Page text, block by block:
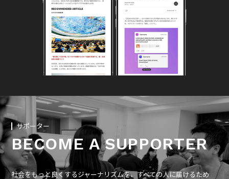
サポーター
BECOME A SUPPORTER
社会をもっと良くするジャーナリズムを、すべての人に届けるため